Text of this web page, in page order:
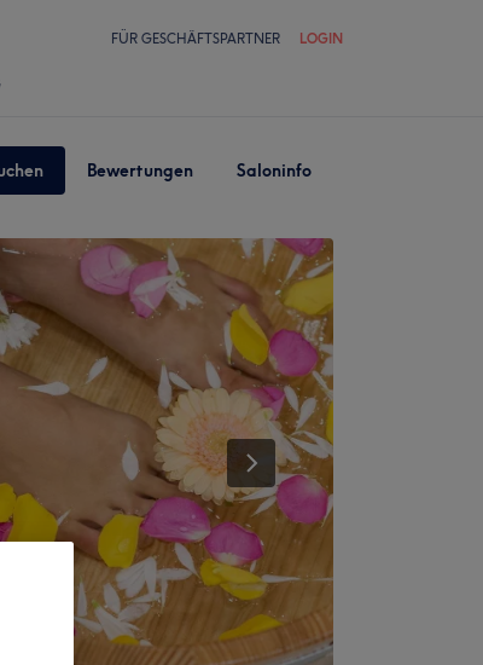
FÜR GESCHÄFTSPARTNER LOGIN
Bewertungen Saloninfo